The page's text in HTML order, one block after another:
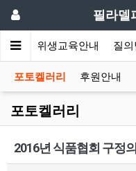
필라델
식 위생교육안내 질의
포토켈러리 후원안내
포토켈러리
2016년 식품협회 구정